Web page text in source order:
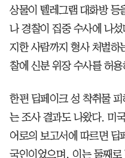
상물이 텔레그램 대화방 등
나 경찰이 집중 수사에 나
지한 사람까지 형사 처벌하
찰에 신분 위장 수사를 허
한편 딥페이크 성 착취물
는 조사 결과도 나왔다. 미
어로의 보고서에 따르면 딥
국인이었으며, 이는 둘째